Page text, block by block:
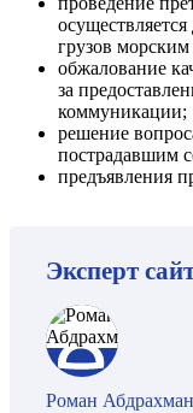
грузов
обжалование
за
коммуникации;
решение
пострадавшим
предъявления
Эксперт
Роман